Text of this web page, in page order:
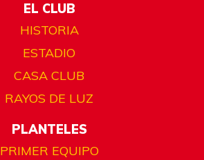
EL CLUB
HISTORIA
ESTADIO
CASA CLUB
RAYOS DE LUZ
PLANTELES
PRIMER EQUIPO